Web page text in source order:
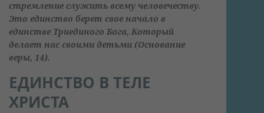
стремление служить всему человечеству.
Это единство берет свое начало в
единстве Триединого Бога, Который
делает нас своими детьми (Основание
веры, 14).
ЕДИНСТВО В ТЕЛЕ
ХРИСТА